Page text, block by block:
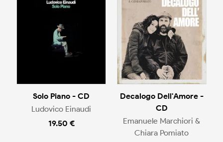
Solo Piano - CD
Ludovico Einaudi
19.50 €
Decalogo Dell'Amore -
CD
Emanuele Marchiori &
Chiara Pomiato